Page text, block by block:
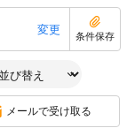
変更
条件保存
メールで受け取る